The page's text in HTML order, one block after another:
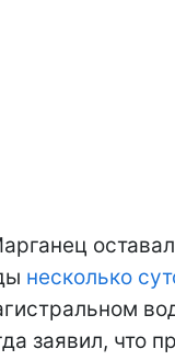
несколько
заявил, что